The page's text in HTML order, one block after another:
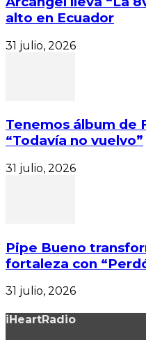
alto en Ecuador
31 julio, 2026
Tenemos álbum de
“Todavía no vuelvo”
31 julio, 2026
Pipe Bueno
fortaleza con
31 julio, 2026
iHeartRadio